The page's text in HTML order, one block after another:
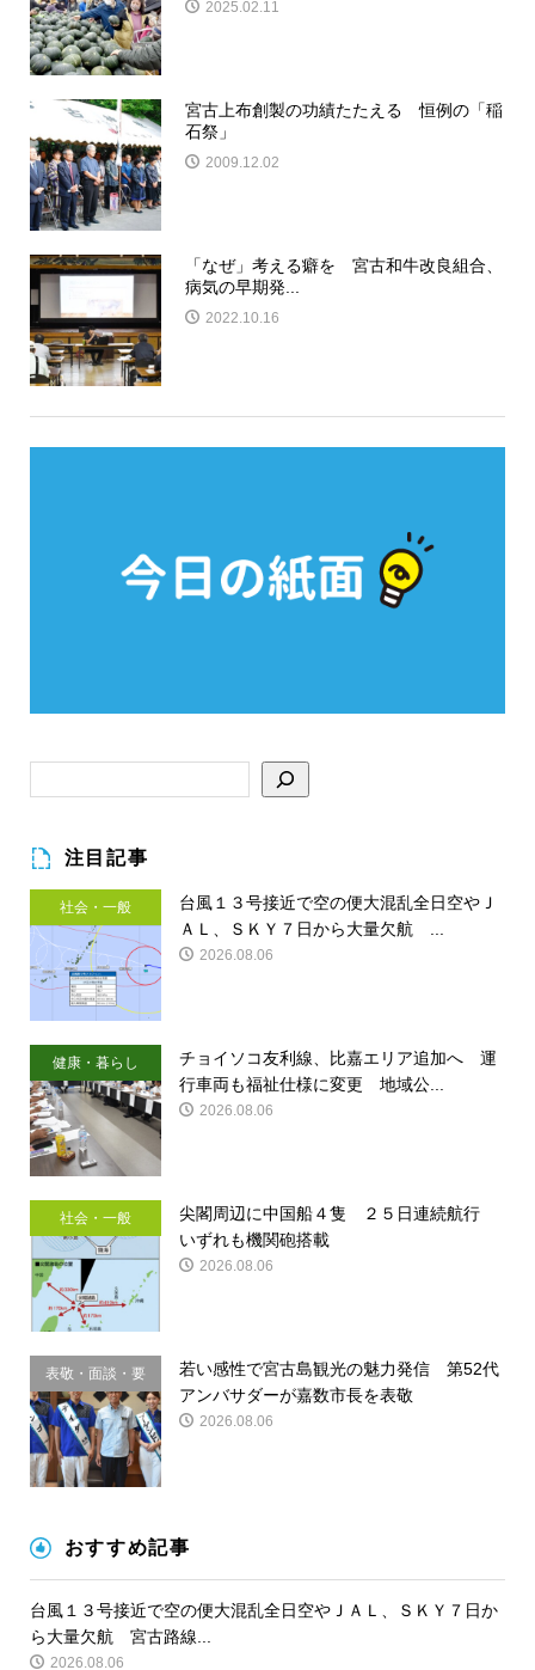
2025.02.11
宮古上布創製の功績たたえる 恒例の「稲
石祭」
2009.12.02
「なぜ」考える癖を 宮古和牛改良組合、
病気の早期発...
2022.10.16
注目記事
社会・一般
台風１３号接近で空の便大混乱全日空やＪ
ＡＬ、ＳＫＹ７日から大量欠航 ...
2026.08.06
健康・暮らし
チョイソコ友利線、比嘉エリア追加へ 運
行車両も福祉仕様に変更 地域公...
2026.08.06
社会・一般
尖閣周辺に中国船４隻 ２５日連続航行
いずれも機関砲搭載
2026.08.06
表敬・面談・要
請
若い感性で宮古島観光の魅力発信 第52代
アンバサダーが嘉数市長を表敬
2026.08.06
おすすめ記事
台風１３号接近で空の便大混乱全日空やＪＡＬ、ＳＫＹ７日か
ら大量欠航 宮古路線...
2026.08.06